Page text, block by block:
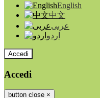
English
中文
عربى
اردو
Accedi
Accedi
button close ×